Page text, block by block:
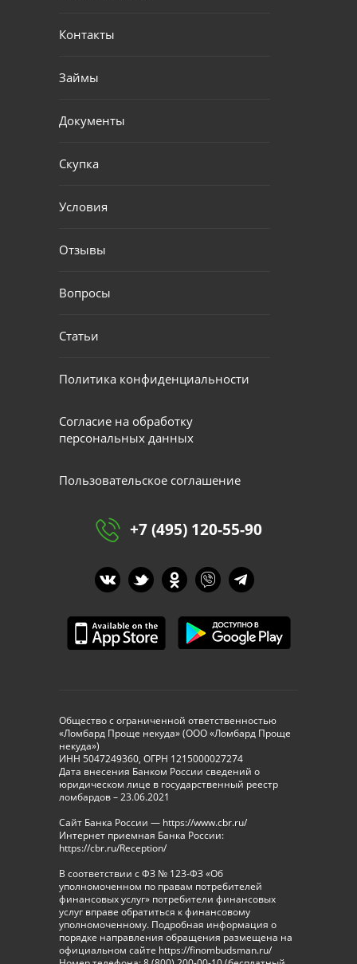
Контакты
Займы
Документы
Скупка
Условия
Отзывы
Вопросы
Статьи
Политика конфиденциальности
Согласие на обработку
персональных данных
Пользовательское соглашение
+7 (495) 120-55-90
Общество с ограниченной ответственностью
«Ломбард Проще некуда» (ООО «Ломбард Проще
некуда»)
ИНН 5047249360, ОГРН 1215000027274
Дата внесения Банком России сведений о
юридическом лице в государственный реестр
ломбардов – 23.06.2021
Сайт Банка России — https://www.cbr.ru/
Интернет приемная Банка России:
https://cbr.ru/Reception/
В соответствии с ФЗ № 123-ФЗ «Об
уполномоченном по правам потребителей
финансовых услуг» потребители финансовых
услуг вправе обратиться к финансовому
уполномоченному. Подробная информация о
порядке направления обращения размещена на
официальном сайте https://finombudsman.ru/